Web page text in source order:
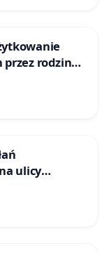
rodzinne
ulicy